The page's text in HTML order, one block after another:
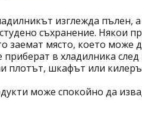
изглежда
съхранение. Някои
заемат място, което може
приберат в хладилника
плотът, шкафът или
може спокойно да